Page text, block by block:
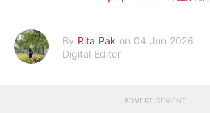
By Rita Pak on 04 Jun 2026
Digital Editor
ADVERTISEMENT